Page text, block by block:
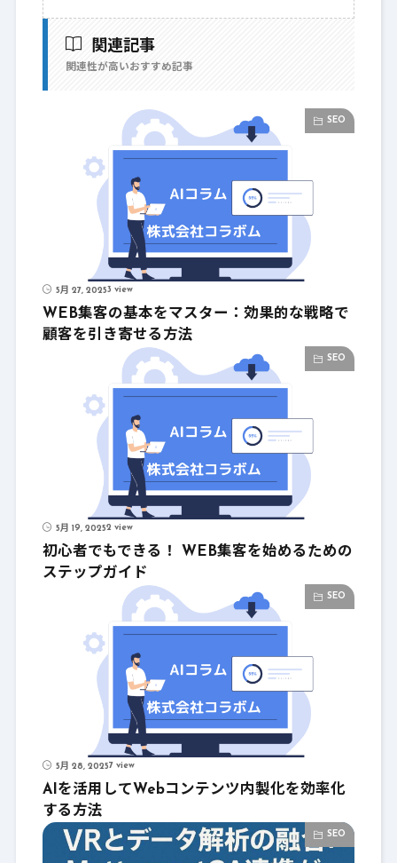
関連記事
関連性が高いおすすめ記事
SEO
5月 27, 20253 view
WEB集客の基本をマスター：効果的な戦略で
顧客を引き寄せる方法
SEO
5月 19, 20252 view
初心者でもできる！ WEB集客を始めるための
ステップガイド
SEO
5月 28, 20257 view
AIを活用してWebコンテンツ内製化を効率化
する方法
SEO